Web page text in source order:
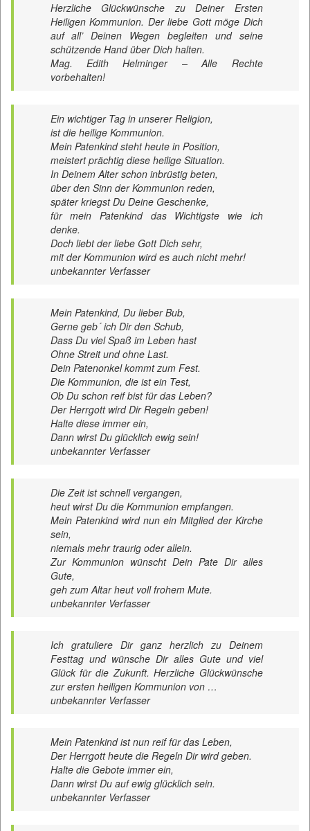
Herzliche Glückwünsche zu Deiner Ersten
Heiligen Kommunion. Der liebe Gott möge Dich
auf all’ Deinen Wegen begleiten und seine
schützende Hand über Dich halten.
Mag. Edith Helminger – Alle Rechte
vorbehalten!
Ein wichtiger Tag in unserer Religion,
ist die heilige Kommunion.
Mein Patenkind steht heute in Position,
meistert prächtig diese heilige Situation.
In Deinem Alter schon inbrüstig beten,
über den Sinn der Kommunion reden,
später kriegst Du Deine Geschenke,
für mein Patenkind das Wichtigste wie ich
denke.
Doch liebt der liebe Gott Dich sehr,
mit der Kommunion wird es auch nicht mehr!
unbekannter Verfasser
Mein Patenkind, Du lieber Bub,
Gerne geb´ ich Dir den Schub,
Dass Du viel Spaß im Leben hast
Ohne Streit und ohne Last.
Dein Patenonkel kommt zum Fest.
Die Kommunion, die ist ein Test,
Ob Du schon reif bist für das Leben?
Der Herrgott wird Dir Regeln geben!
Halte diese immer ein,
Dann wirst Du glücklich ewig sein!
unbekannter Verfasser
Die Zeit ist schnell vergangen,
heut wirst Du die Kommunion empfangen.
Mein Patenkind wird nun ein Mitglied der Kirche
sein,
niemals mehr traurig oder allein.
Zur Kommunion wünscht Dein Pate Dir alles
Gute,
geh zum Altar heut voll frohem Mute.
unbekannter Verfasser
Ich gratuliere Dir ganz herzlich zu Deinem
Festtag und wünsche Dir alles Gute und viel
Glück für die Zukunft. Herzliche Glückwünsche
zur ersten heiligen Kommunion von …
unbekannter Verfasser
Mein Patenkind ist nun reif für das Leben,
Der Herrgott heute die Regeln Dir wird geben.
Halte die Gebote immer ein,
Dann wirst Du auf ewig glücklich sein.
unbekannter Verfasser